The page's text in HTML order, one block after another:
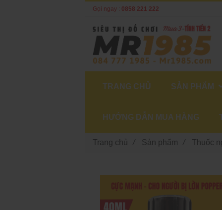
Trang chủ / Sản phẩm / Thuốc
Gọi ngay : 0858 221 222
TRANG CHỦ SẢN PHẨM
HƯỚNG DẪN MUA HÀNG